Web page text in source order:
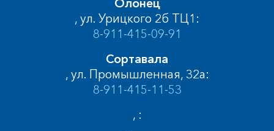
Олонец
, ул. Урицкого 2б ТЦ1:
8-911-415-09-91
Сортавала
, ул. Промышленная, 32а:
8-911-415-11-53
, :